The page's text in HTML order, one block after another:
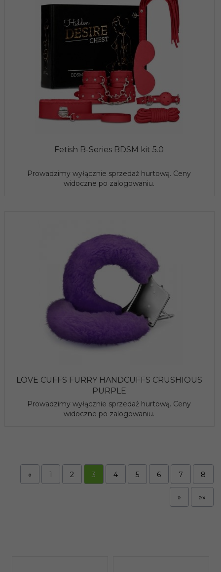
Fetish B-Series BDSM kit 5.0
Prowadzimy wyłącznie sprzedaż hurtową. Ceny
widoczne po zalogowaniu.
LOVE CUFFS FURRY HANDCUFFS CRUSHIOUS
PURPLE
Prowadzimy wyłącznie sprzedaż hurtową. Ceny
widoczne po zalogowaniu.
« 1 2 3 4 5 6 7 8
» »»